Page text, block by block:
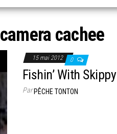
camera cachee
15 mai 2012 0
Fishin’ With Skippy
ParPÊCHE TONTON